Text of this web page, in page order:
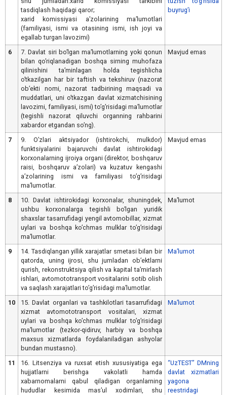
tasdiqlash haqidagi qaror;
xarid komissiyasi aʼzolarining maʼlumotlari
(familiyasi, ismi va otasining ismi, ish joyi va
egallab turgan lavozimi)
buyrugʼi
6
7. Davlat siri boʼlgan maʼlumotlarning yoki qonun
bilan qoʼriqlanadigan boshqa sirning muhofaza
qilinishini taʼminlagan holda tegishlicha
oʼtkazilgan har bir taftish va tekshiruv (nazorat
obʼekti nomi, nazorat tadbirining maqsadi va
muddatlari, uni oʼtkazgan davlat xizmatchisining
lavozimi, familiyasi, ismi) toʼgʼrisidagi maʼlumotlar
(tegishli nazorat qiluvchi organning rahbarini
xabardor etgandan soʼng).
Mavjud emas
7
9. Oʼzlari aktsiyador (ishtirokchi, mulkdor)
funktsiyalarini bajaruvchi davlat ishtirokidagi
korxonalarning ijroiya organi (direktor, boshqaruv
raisi, boshqaruv aʼzolari) va kuzatuv kengashi
aʼzolarining ismi va familiyasi toʼgʼrisidagi
maʼlumotlar.
Mavjud emas
8
10. Davlat ishtirokidagi korxonalar, shuningdek,
ushbu korxonalarga tegishli boʼlgan yuridik
shaxslar tasarrufidagi yengil avtomobillar, xizmat
uylari va boshqa koʼchmas mulklar toʼgʼrisidagi
maʼlumotlar.
Maʼlumot
9
14. Tasdiqlangan yillik xarajatlar smetasi bilan bir
qatorda, uning ijrosi, shu jumladan obʼektlarni
qurish, rekonstruktsiya qilish va kapital taʼmirlash
ishlari, avtomototransport vositalarini sotib olish
va saqlash xarajatlari toʼgʼrisidagi maʼlumotlar.
Maʼlumot
10
15. Davlat organlari va tashkilotlari tasarrufidagi
xizmat avtomototransport vositalari, xizmat
uylari va boshqa koʼchmas mulklar toʼgʼrisidagi
maʼlumotlar (tezkor-qidiruv, harbiy va boshqa
maxsus xizmatlarda foydalaniladigan ashyolar
bundan mustasno).
Maʼlumot
11
16. Litsenziya va ruxsat etish xususiyatiga ega
hujjatlarni berishga vakolatli hamda
xabarnomalarni qabul qiladigan organlarning
hududlar kesimida masʼul xodimlari, shu
“UzTEST” DMning
davlat xizmatlari
yagona
reestridagi